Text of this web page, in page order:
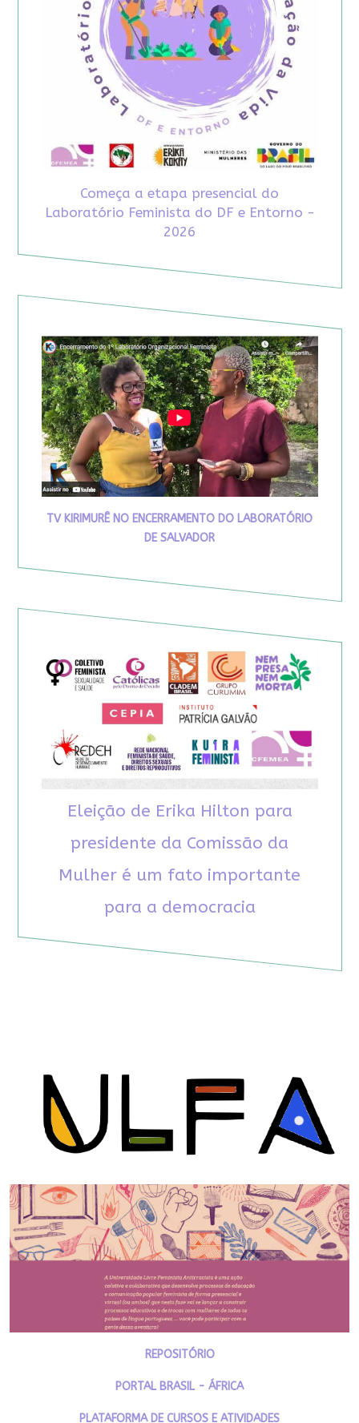
Começa a etapa presencial do
Laboratório Feminista do DF e Entorno -
2026
TV KIRIMURÊ NO ENCERRAMENTO DO LABORATÓRIO
DE SALVADOR
Eleição de Erika Hilton para
presidente da Comissão da
Mulher é um fato importante
para a democracia
REPOSITÓRIO
PORTAL BRASIL - ÁFRICA
PLATAFORMA DE CURSOS E ATIVIDADES